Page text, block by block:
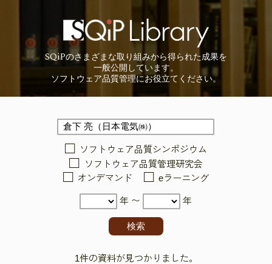
SQiPのさまざまな取り組みから得られた成果を
一般公開しています。
ソフトウェア品質管理にお役立てください。
ソフトウェア品質シンポジウム
ソフトウェア品質管理研究会
オンデマンド
eラーニング
年 〜 年
1件の資料が見つかりました。